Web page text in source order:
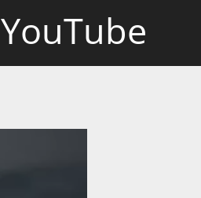
YouTube